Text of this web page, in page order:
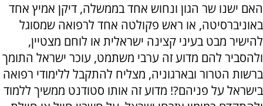
האם ישנו שר הגון ונחוש אחד בממשלה, דיקן אמיץ אחד
באוניברסיטה, או ראש פקולטה אחד לרפואה שמסוגל
להישיר מבט בעיני קצינה ישראלית או לוחם מצטיין,
ולהסביר להם מדוע זה ערבי משתמט, עוכר ישראל התומך
ברשות הטרור ובארגוניה, מצליח להתקבל ללימודי רפואה
בישראל על פניהם?! מדוע זה אותו סטודנט ממשיך ללמוד